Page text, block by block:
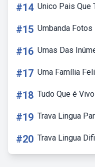
#14 Unico Pais Que
#15 Umbanda Fotos
#16 Umas Das
#17 Uma Família
#18 Tudo Que é
#19 Trava Lingua
#20 Trava Lingua